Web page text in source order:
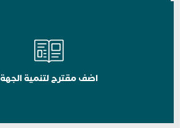
اضف مقترح لتنمية الجهة